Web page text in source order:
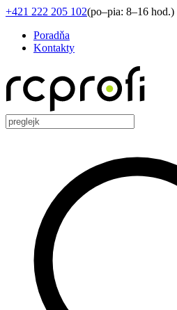
+421 222 205 102(po–pia: 8–16 hod.)
Poradňa
Kontakty